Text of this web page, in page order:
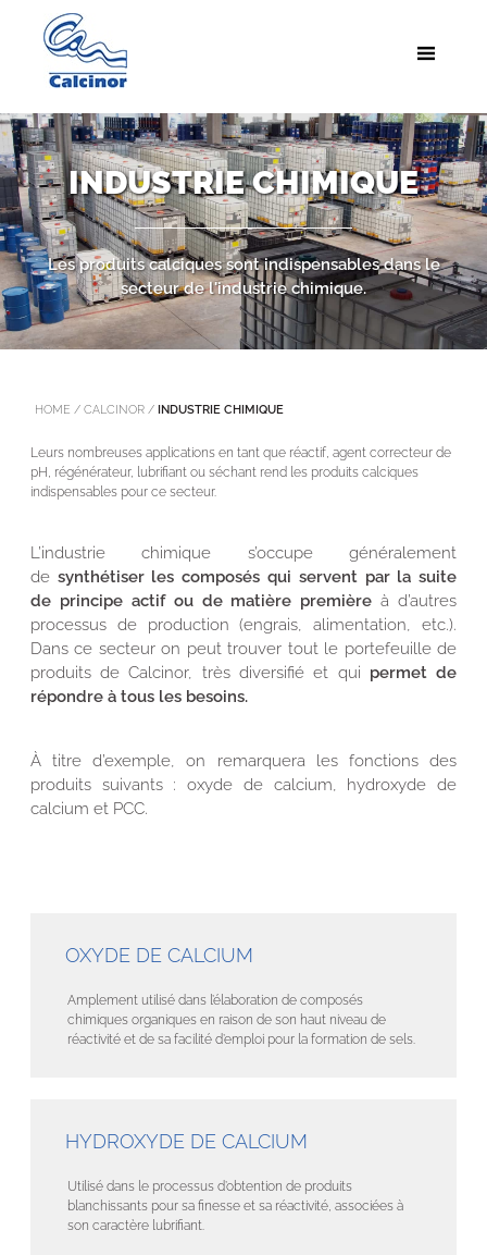
INDUSTRIE CHIMIQUE
Les produits calciques sont indispensables dans le
secteur de l'industrie chimique.
HOME / CALCINOR/ INDUSTRIE CHIMIQUE
Leurs nombreuses applications en tant que réactif, agent correcteur de
pH, régénérateur, lubrifiant ou séchant rend les produits calciques
indispensables pour ce secteur.
L’industrie chimique s’occupe généralement
de synthétiser les composés qui servent par la suite
de principe actif ou de matière première à d’autres
processus de production (engrais, alimentation, etc.).
Dans ce secteur on peut trouver tout le portefeuille de
produits de Calcinor, très diversifié et qui permet de
répondre à tous les besoins.
À titre d’exemple, on remarquera les fonctions des
produits suivants : oxyde de calcium, hydroxyde de
calcium et PCC.
OXYDE DE CALCIUM
Amplement utilisé dans l’élaboration de composés
chimiques organiques en raison de son haut niveau de
réactivité et de sa facilité d’emploi pour la formation de sels.
HYDROXYDE DE CALCIUM
Utilisé dans le processus d’obtention de produits
blanchissants pour sa finesse et sa réactivité, associées à
son caractère lubrifiant.